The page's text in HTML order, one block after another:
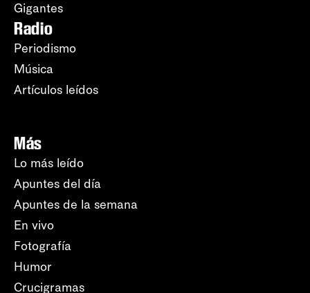
Gigantes
Radio
Periodismo
Música
Artículos leídos
Más
Lo más leído
Apuntes del día
Apuntes de la semana
En vivo
Fotografía
Humor
Crucigramas